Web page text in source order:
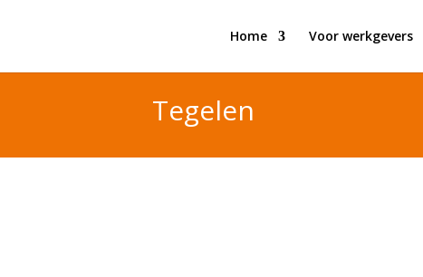
Home Voor werkgevers
Tegelen